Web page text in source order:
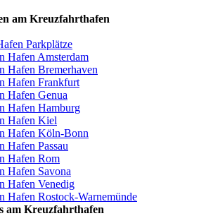
am Kreuzfahrthafen
Parkplätze
Hafen Amsterdam
Hafen Bremerhaven
Hafen Frankfurt
Hafen Genua
Hafen Hamburg
Hafen Kiel
Hafen Köln-Bonn
Hafen Passau
Hafen Rom
Hafen Savona
Hafen Venedig
Hafen Rostock-Warnemünde
am Kreuzfahrthafen